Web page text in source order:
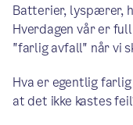
Batterier, lyspærer,
Hverdagen vår er
"farlig avfall" når vi
Hva er egentlig
at det ikke kastes